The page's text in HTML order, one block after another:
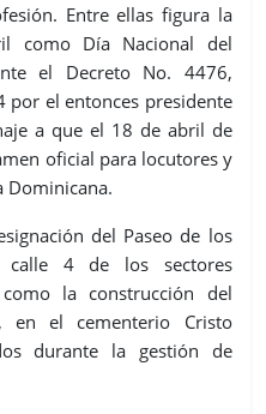
Entre ellas figura la
como Día Nacional del
el Decreto No. 4476,
el entonces presidente
a que el 18 de abril de
oficial para locutores y
Dominicana.
del Paseo de los
calle 4 de los sectores
la construcción del
en el cementerio Cristo
durante la gestión de